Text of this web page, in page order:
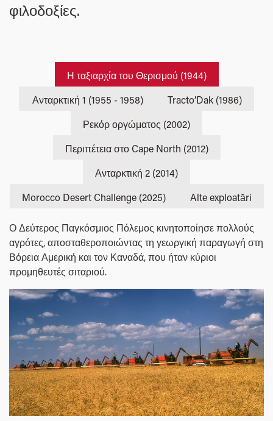
φιλοδοξίες.
Η ταξιαρχία του Θερισμού (1944)
Ανταρκτική 1 (1955 - 1958)
Tracto’Dak (1986)
Ρεκόρ οργώματος (2002)
Περιπέτεια στο Cape North (2012)
Ανταρκτική 2 (2014)
Morocco Desert Challenge (2025)
Alte exploatări
Ο Δεύτερος Παγκόσμιος Πόλεμος κινητοποίησε πολλούς
αγρότες, αποσταθεροποιώντας τη γεωργική παραγωγή στη
Βόρεια Αμερική και τον Καναδά, που ήταν κύριοι
προμηθευτές σιταριού.